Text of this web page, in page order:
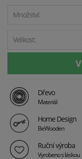
Množství:
Velikost:
Dřevo
Materiál
Home Design
BeWooden
Ruční výroba
Vyrobeno s láskou